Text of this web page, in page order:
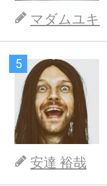
マダムユキ
5
安達 裕哉